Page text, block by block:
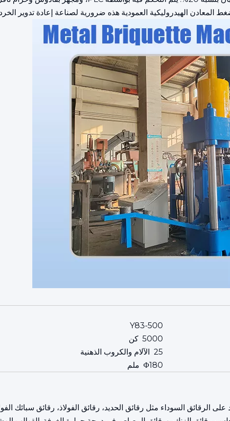
الهيدروليكية العمودية هذه ضرورية لصناعة إعادة تدوير
Y83-500
5000 كن
25 الآلام والكروب الذهنية
Φ180 ملم
السوداء مثل رقائق الحديد، رقائق الفولاذ، رقائق سبائك